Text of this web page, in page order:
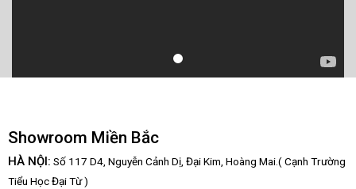
Showroom Miền Bắc
HÀ NỘI: Số 117 D4, Nguyễn Cảnh Dị, Đại Kim, Hoàng Mai.( Cạnh Trường
Tiểu Học Đại Từ )